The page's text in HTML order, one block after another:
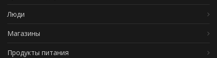
Люди
Магазины
Продукты питания